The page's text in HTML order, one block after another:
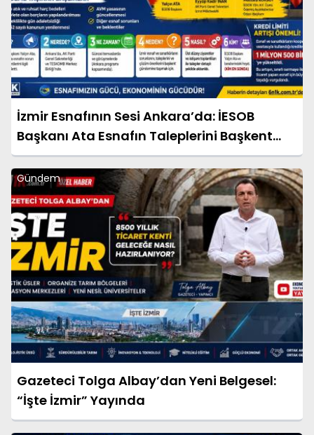
İzmir Esnafının Sesi Ankara’da: İESOB
Başkanı Ata Esnafın Taleplerini Başkent
Gündemine Taşıdı
Gündem
Gazeteci Tolga Albay’dan Yeni Belgesel:
“İşte İzmir” Yayında